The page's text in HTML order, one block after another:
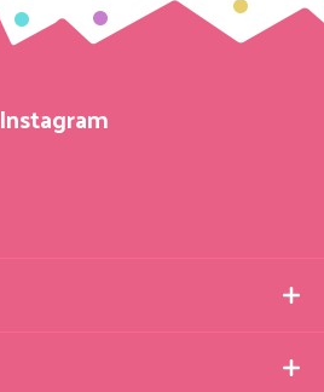
Instagram